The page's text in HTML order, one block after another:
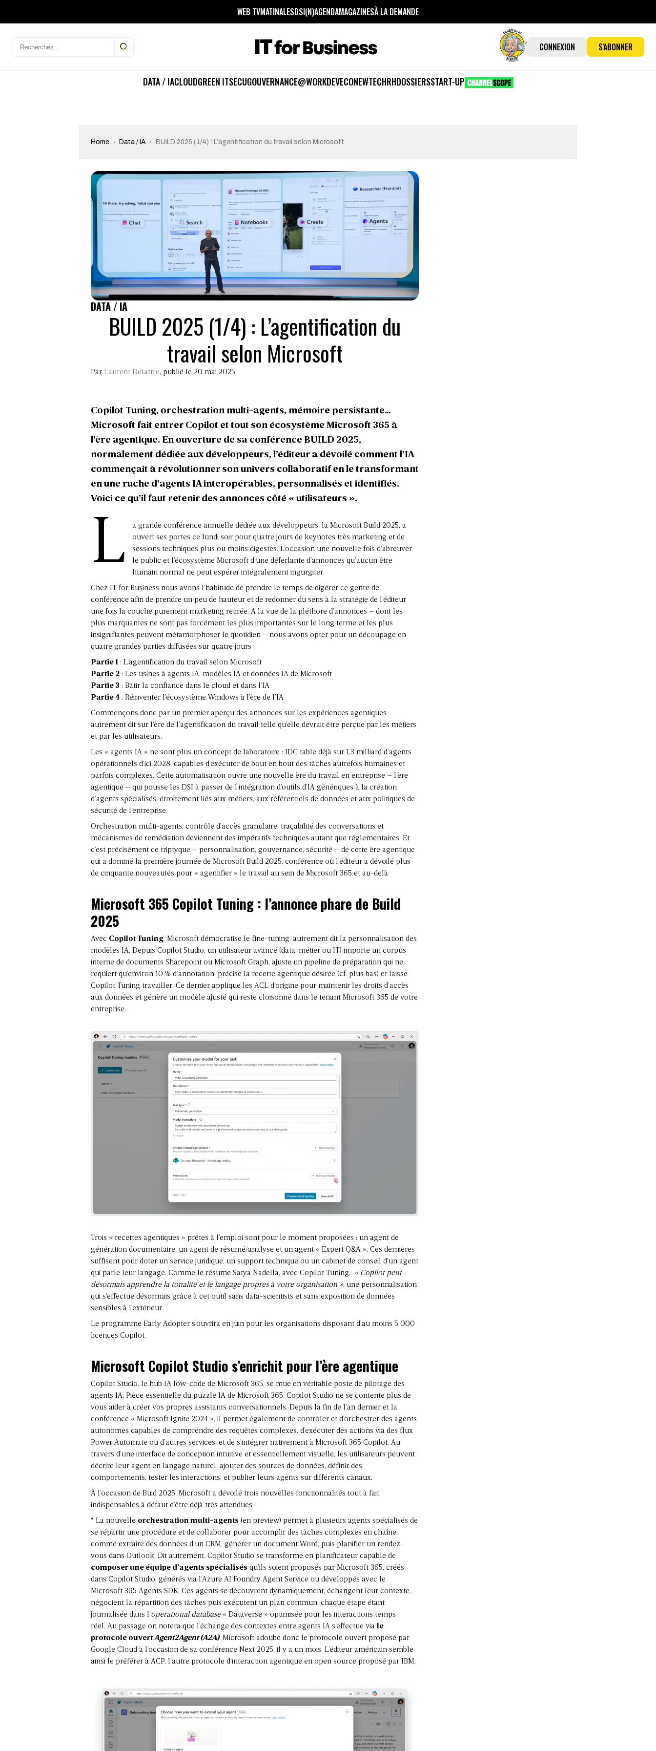
WEB TVMATINALESDSI(N)AGENDAMAGAZINESÀ LA DEMANDE
CONNEXION S'ABONNER
DATA / IACLOUDGREEN ITSECUGOUVERNANCE@WORKDEVECONEWTECHRHDOSSIERSSTART-UP
Home Data / IA BUILD 2025 (1/4) : L’agentification du travail selon Microsoft
DATA / IA
BUILD 2025 (1/4) : L’agentification du
travail selon Microsoft
Par Laurent Delattre, publié le 20 mai 2025
Copilot Tuning, orchestration multi-agents, mémoire persistante…
Microsoft fait entrer Copilot et tout son écosystème Microsoft 365 à
l’ère agentique. En ouverture de sa conférence BUILD 2025,
normalement dédiée aux développeurs, l’éditeur a dévoilé comment l’IA
commençait à révolutionner son univers collaboratif en le transformant
en une ruche d’agents IA interopérables, personnalisés et identifiés.
Voici ce qu’il faut retenir des annonces côté « utilisateurs ».
L
a grande conférence annuelle dédiée aux développeurs, la Microsoft Build 2025, a
ouvert ses portes ce lundi soir pour quatre jours de keynotes très marketing et de
sessions techniques plus ou moins digestes. L’occasion une nouvelle fois d’abreuver
le public et l’écosystème Microsoft d’une déferlante d’annonces qu’aucun être
humain normal ne peut espérer intégralement ingurgiter.
Chez IT for Business nous avons l’habitude de prendre le temps de digérer ce genre de
conférence afin de prendre un peu de hauteur et de redonner du sens à la stratégie de l’éditeur
une fois la couche purement marketing retirée. A la vue de la pléthore d’annonces – dont les
plus marquantes ne sont pas forcément les plus importantes sur le long terme et les plus
insignifiantes peuvent métamorphoser le quotidien – nous avons opter pour un découpage en
quatre grandes parties diffusées sur quatre jours :
Partie 1 : L’agentification du travail selon Microsoft
Partie 2 : Les usines à agents IA, modèles IA et données IA de Microsoft
Partie 3 : Bâtir la confiance dans le cloud et dans l’IA
Partie 4 : Réinventer l’écosystème Windows à l’ère de l’IA
Commençons donc par un premier aperçu des annonces sur les expériences agentiques
autrement dit sur l’ère de l’agentification du travail telle qu’elle devrait être perçue par les métiers
et par les utilisateurs.
Les « agents IA » ne sont plus un concept de laboratoire : IDC table déjà sur 1,3 milliard d’agents
opérationnels d’ici 2028, capables d’exécuter de bout en bout des tâches autrefois humaines et
parfois complexes. Cette automatisation ouvre une nouvelle ère du travail en entreprise – l’ère
agentique – qui pousse les DSI à passer de l’intégration d’outils d’IA génériques à la création
d’agents spécialisés, étroitement liés aux métiers, aux référentiels de données et aux politiques de
sécurité de l’entreprise.
Orchestration multi-agents, contrôle d’accès granulaire, traçabilité des conversations et
mécanismes de remédiation deviennent des impératifs techniques autant que réglementaires. Et
c’est précisément ce triptyque – personnalisation, gouvernance, sécurité – de cette ère agentique
qui a dominé la première journée de Microsoft Build 2025, conférence où l’éditeur a dévoilé plus
de cinquante nouveautés pour « agentifier » le travail au sein de Microsoft 365 et au-delà.
Microsoft 365 Copilot Tuning : l’annonce phare de Build
2025
Avec Copilot Tuning, Microsoft démocratise le fine-tuning, autrement dit la personnalisation des
modèles IA. Depuis Copilot Studio, un utilisateur avancé (data, métier ou IT) importe un corpus
interne de documents Sharepoint ou Microsoft Graph, ajuste un pipeline de préparation qui ne
requiert qu’environ 10 % d’annotation, précise la recette agentique désirée (cf. plus bas) et laisse
Copilot Tuning travailler. Ce dernier applique les ACL d’origine pour maintenir les droits d’accès
aux données et génère un modèle ajusté qui reste cloisonné dans le tenant Microsoft 365 de votre
entreprise.
Trois « recettes agentiques » prêtes à l’emploi sont pour le moment proposées : un agent de
génération documentaire, un agent de résumé/analyse et un agent « Expert Q&A ». Ces dernières
suffisent pour doter un service juridique, un support technique ou un cabinet de conseil d’un agent
qui parle leur langage. Comme le résume Satya Nadella, avec Copilot Tuning,
« Copilot peut
désormais apprendre la tonalité et le langage propres à votre organisation », une personnalisation
qui s’effectue désormais grâce à cet outil sans data-scientists et sans exposition de données
sensibles à l’extérieur.
Le programme Early Adopter s’ouvrira en juin pour les organisations disposant d’au moins 5 000
licences Copilot.
Microsoft Copilot Studio s’enrichit pour l’ère agentique
Copilot Studio, le hub IA low-code de Microsoft 365, se mue en véritable poste de pilotage des
agents IA. Pièce essentielle du puzzle IA de Microsoft 365, Copilot Studio ne se contente plus de
vous aider à créer vos propres assistants conversationnels. Depuis la fin de l’an dernier et la
conférence « Microsoft Ignite 2024 », il permet également de contrôler et d’orchestrer des agents
autonomes capables de comprendre des requêtes complexes, d’exécuter des actions via des flux
Power Automate ou d’autres services, et de s’intégrer nativement à Microsoft 365 Copilot. Au
travers d’une interface de conception intuitive et essentiellement visuelle, les utilisateurs peuvent
décrire leur agent en langage naturel, ajouter des sources de données, définir des
comportements, tester les interactions, et publier leurs agents sur différents canaux.
À l’occasion de Buid 2025, Microsoft a dévoilé trois nouvelles fonctionnalités tout à fait
indispensables à défaut d’être déjà très attendues :
* La nouvelle orchestration multi-agents (en preview) permet à plusieurs agents spécialisés de
se répartir une procédure et de collaborer pour accomplir des tâches complexes en chaîne,
comme extraire des données d’un CRM, générer un document Word, puis planifier un rendez-
vous dans Outlook. Dit autrement, Copilot Studio se transforme en planificateur capable de
composer une équipe d’agents spécialisés qu’ils soient proposés par Microsoft 365, créés
dans Copilot Studio, générés via l’Azure AI Foundry Agent Service ou développés avec le
Microsoft 365 Agents SDK. Ces agents se découvrent dynamiquement, échangent leur contexte,
négocient la répartition des tâches puis exécutent un plan commun, chaque étape étant
journalisée dans l’operational database« Dataverse » optimisée pour les interactions temps
réel. Au passage on notera que l’échange des contextes entre agents IA s’effectue via le
protocole ouvertAgent2Agent (A2A). Microsoft adoube donc le protocole ouvert proposé par
Google Cloud à l’occasion de sa conférence Next 2025, il y a un mois. L’éditeur américain semble
ainsi le préférer à ACP, l’autre protocole d’interaction agentique en open source proposé par IBM.